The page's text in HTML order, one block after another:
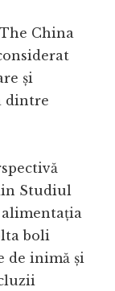
China
și
dintre
Studiul
boli
de inimă și